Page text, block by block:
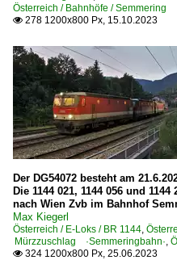
Österreich / Bahnhöfe / Semmering
 278 1200x800 Px, 15.10.2023
Der DG54072 besteht am
Die 1144 021, 1144 056 und
nach Wien Zvb im Bahnhof
Max Kiegerl
Österreich / E-Loks / BR 1144,
Mürzzuschlag ·Semmeringbahn·,
 324 1200x800 Px, 25.06.2023